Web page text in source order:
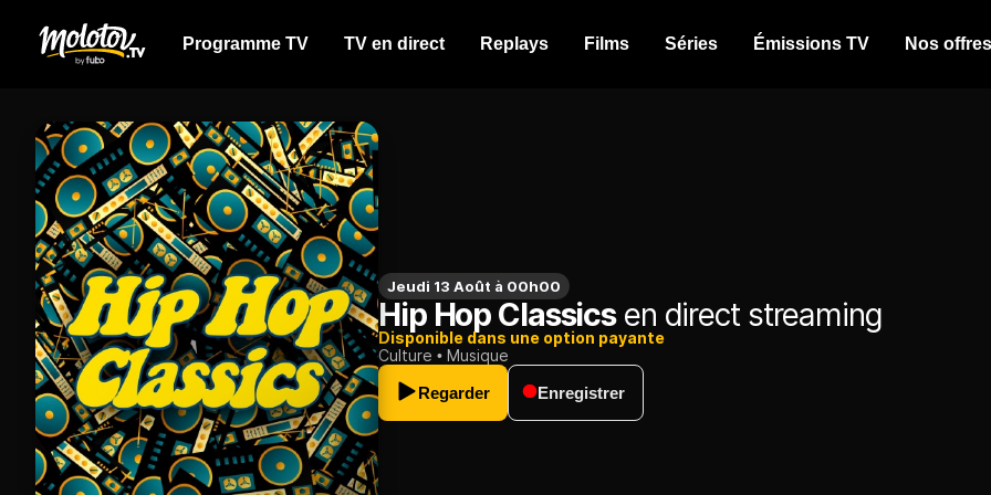
Programme TV TV en direct Replays Films Séries Émissions TV Nos offres
Jeudi 13 Août à 00h00
Hip Hop Classicsen direct streaming
Disponible dans une option payante
Culture
Musique
Regarder
Enregistrer